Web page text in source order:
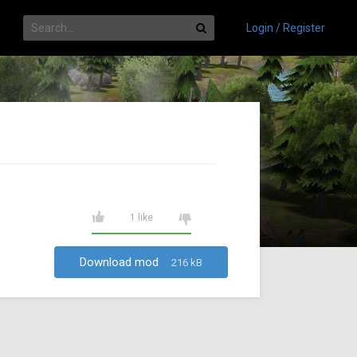
Login / Register
1 like
Download mod 216 kB